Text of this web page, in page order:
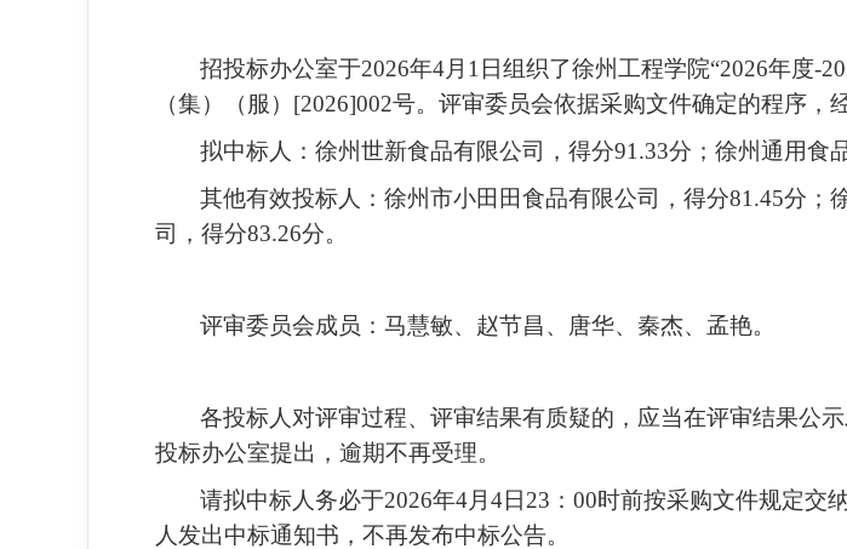
招投标办公室于2026年4月1日组织了徐州工程学院“2026年度-
（集）（服）[2026]002号。评审委员会依据采购文件确定的程序
拟中标人：徐州世新食品有限公司，得分91.33分；徐州通用食
其他有效投标人： 徐州市小田田食品有限公司， 得分81.45分；
司， 得分83.26分。
评审委员会成员： 马慧敏、赵节昌、唐华、秦杰、孟艳。
各投标人对评审过程、评审结果有质疑的，应当在评审结果公
投标办公室提出，逾期不再受理。
请拟中标人务必于2026年4月4日23：00时前按采购文件规定
人发出中标通知书，不再发布中标公告。